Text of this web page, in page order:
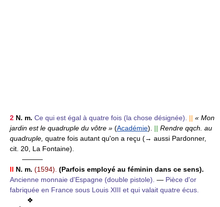
2 N. m. Ce qui est égal à quatre fois (la chose désignée). || « Mon
jardin est le quadruple du vôtre » (Académie). || Rendre qqch. au
quadruple, quatre fois autant qu'on a reçu (→ aussi Pardonner,
cit. 20, La Fontaine).
———
II N. m. (1594). (Parfois employé au féminin dans ce sens).
Ancienne monnaie d'Espagne (double pistole). — Pièce d'or
fabriquée en France sous Louis XIII et qui valait quatre écus.
❖